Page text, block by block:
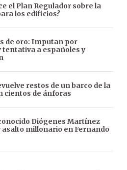
el Plan Regulador sobre la
los edificios?
de oro: Imputan por
tentativa a españoles y
restos de un barco de la
cientos de ánforas
Diógenes Martínez
asalto millonario en Fernando